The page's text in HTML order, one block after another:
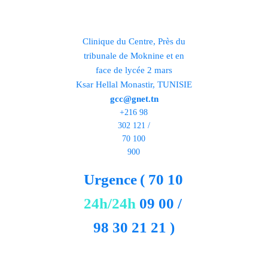
Clinique du Centre, Près du
tribunale de Moknine et en
face de lycée 2 mars
Ksar Hellal Monastir, TUNISIE
gcc@gnet.tn
+216 98
302 121 /
70 100
900
Urgence
24h/24h
( 70 10
09 00 /
98 30 21 21 )